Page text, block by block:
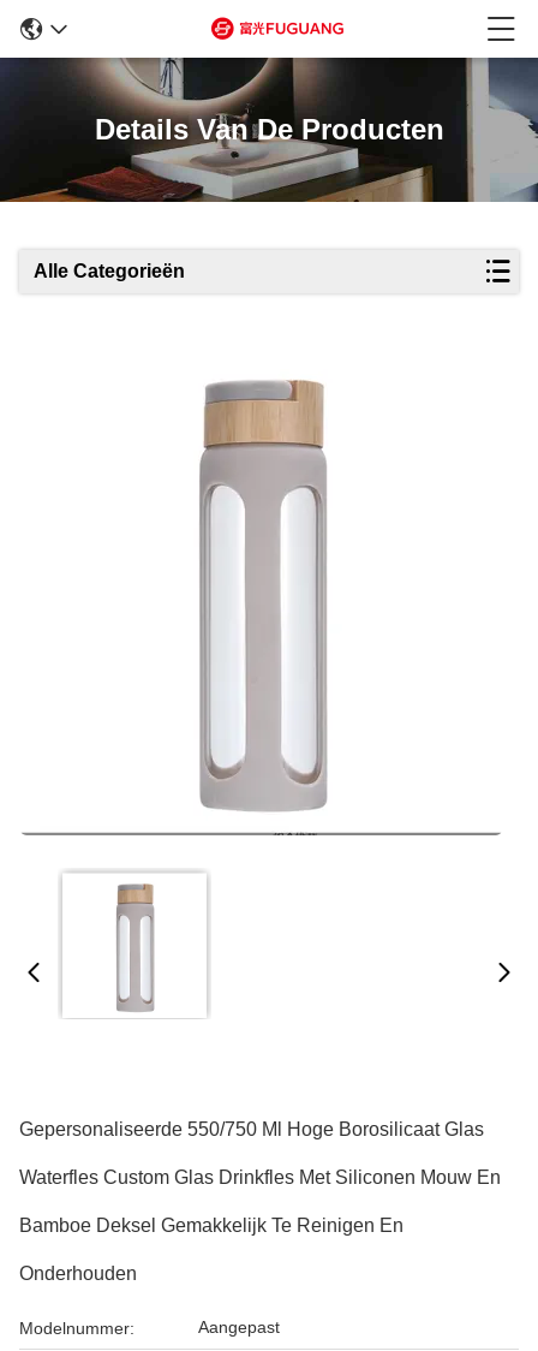
Details Van De Producten
Alle Categorieën
Gepersonaliseerde 550/750 Ml Hoge Borosilicaat Glas
Waterfles Custom Glas Drinkfles Met Siliconen Mouw En
Bamboe Deksel Gemakkelijk Te Reinigen En
Onderhouden
Modelnummer: Aangepast